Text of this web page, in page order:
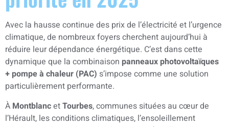
Avec la hausse continue des prix de l’électricité et l’urgence
climatique, de nombreux foyers cherchent aujourd’hui à
réduire leur dépendance énergétique. C’est dans cette
dynamique que la combinaison panneaux photovoltaïques
+ pompe à chaleur (PAC) s’impose comme une solution
particulièrement performante.
À MontblancetTourbes, communes situées au cœur de
l’Hérault, les conditions climatiques, l’ensoleillement